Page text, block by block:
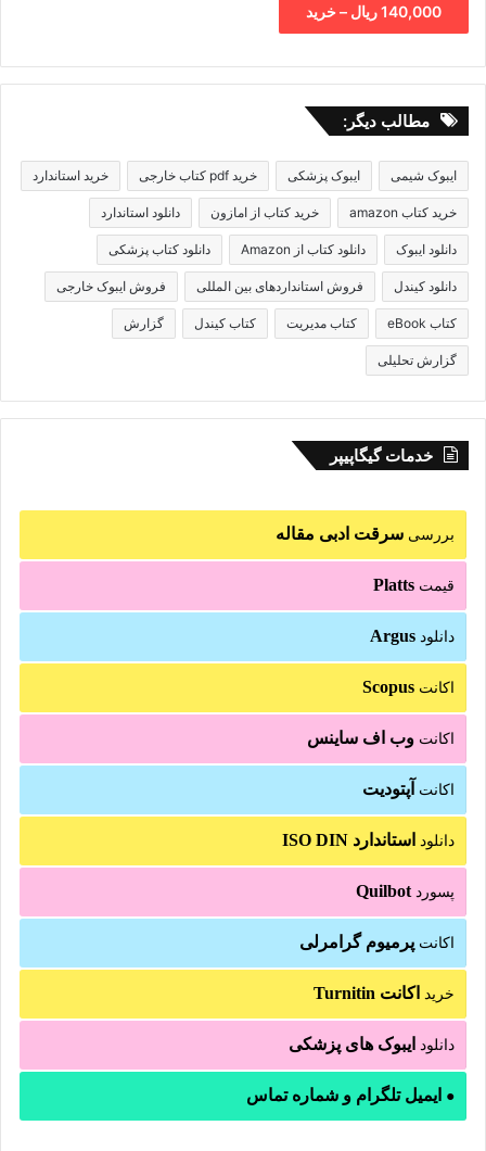
140,000 ریال – خرید
مطالب دیگر:
ایبوک شیمی ایبوک پزشکی خرید pdf کتاب خارجی خرید استاندارد
خرید کتاب amazon خرید کتاب از امازون دانلود استاندارد
دانلود ایبوک دانلود کتاب از Amazon دانلود کتاب پزشکی
دانلود کیندل فروش استانداردهای بین المللی فروش ایبوک خارجی
کتاب eBook کتاب مدیریت کتاب کیندل گزارش
گزارش تحلیلی
خدمات گیگاپیپر
بررسی سرقت ادبی مقاله
قیمت Platts
دانلود Argus
اکانت Scopus
اکانت وب اف ساینس
اکانت آپتودیت
دانلود استاندارد ISO DIN
پسورد Quilbot
اکانت پرمیوم گرامرلی
خرید اکانت Turnitin
دانلود ایبوک های پزشکی
● ایمیل تلگرام و شماره تماس